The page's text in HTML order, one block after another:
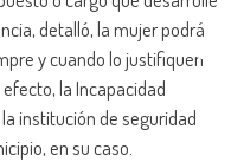
detalló, la mujer podrá
y cuando lo justifiquen
la Incapacidad
institución de seguridad
en su caso.